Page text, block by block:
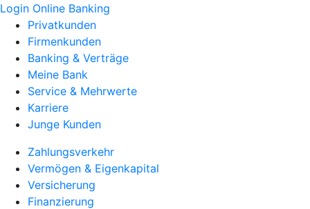
Login Online Banking
Privatkunden
Firmenkunden
Banking & Verträge
Meine Bank
Service & Mehrwerte
Karriere
Junge Kunden
Zahlungsverkehr
Vermögen & Eigenkapital
Versicherung
Finanzierung